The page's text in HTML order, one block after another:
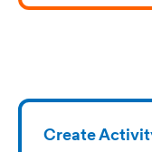
Create